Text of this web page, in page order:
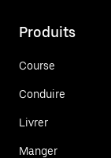
Produits
Course
Conduire
Livrer
Manger